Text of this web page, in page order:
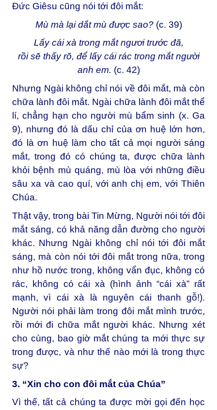
Đức Giêsu cũng nói tới đôi mắt:
Mù mà lại dắt mù được sao? (c. 39)
Lấy cái xà trong mắt ngươi trước đã,
rồi sẽ thấy rõ, để lấy cái rác trong mắt người
anh em. (c. 42)
Nhưng Ngài không chỉ nói về đôi mắt, mà còn
chữa lành đôi mắt. Ngài chữa lành đôi mắt thể
lí, chẳng hạn cho người mù bẩm sinh (x. Ga
9), nhưng đó là dấu chỉ của ơn huệ lớn hơn,
đó là ơn huệ làm cho tất cả mọi người sáng
mắt, trong đó có chúng ta, được chữa lành
khỏi bệnh mù quáng, mù lòa với những điều
sâu xa và cao quí, với anh chị em, với Thiên
Chúa.
Thật vậy, trong bài Tin Mừng, Người nói tới đôi
mắt sáng, có khả năng dẫn đường cho người
khác. Nhưng Ngài không chỉ nói tới đôi mắt
sáng, mà còn nói tới đôi mắt trong nữa, trong
như hồ nước trong, không vẩn đục, không có
rác, không có cái xà (hình ảnh “cái xà” rất
mạnh, vì cái xà là nguyên cái thanh gỗ!).
Người nói phải làm trong đôi mắt mình trước,
rồi mới đi chữa mắt người khác. Nhưng xét
cho cùng, bao giờ mắt chúng ta mới thực sự
trong được, và như thế nào mới là trong thực
sự?
3. “Xin cho con đôi mắt của Chúa”
Vì thế, tất cả chúng ta được mời gọi đến học